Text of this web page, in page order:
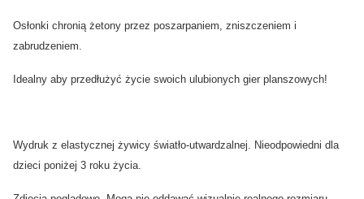
Osłonki chronią żetony przez poszarpaniem, zniszczeniem i
zabrudzeniem.
Idealny aby przedłużyć życie swoich ulubionych gier planszowych!
Wydruk z elastycznej żywicy światło-utwardzalnej. Nieodpowiedni dla
dzieci poniżej 3 roku życia.